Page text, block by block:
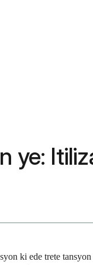
ye:
ki ede trete